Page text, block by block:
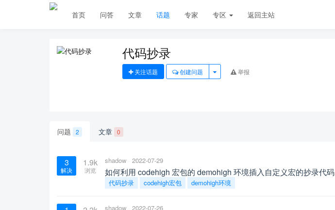
首页 问答 文章 话题 专家 专区 返回主站
代码抄录
关注话题 创建问题 举报
问题 2 文章 0
3
解决
1.9k
浏览
shadow 2022-07-29
如何利用 codehigh 宏包的 demohigh 环境插入自定义宏的抄录代码
代码抄录 codehigh宏包 demohigh环境
shadow 2022-07-26